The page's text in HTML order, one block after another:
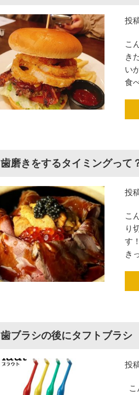
投
こ
き
い
食
歯磨きをするタイミングって
投
こ
り
す
き
歯ブラシの後にタフトブラシ
投
こ